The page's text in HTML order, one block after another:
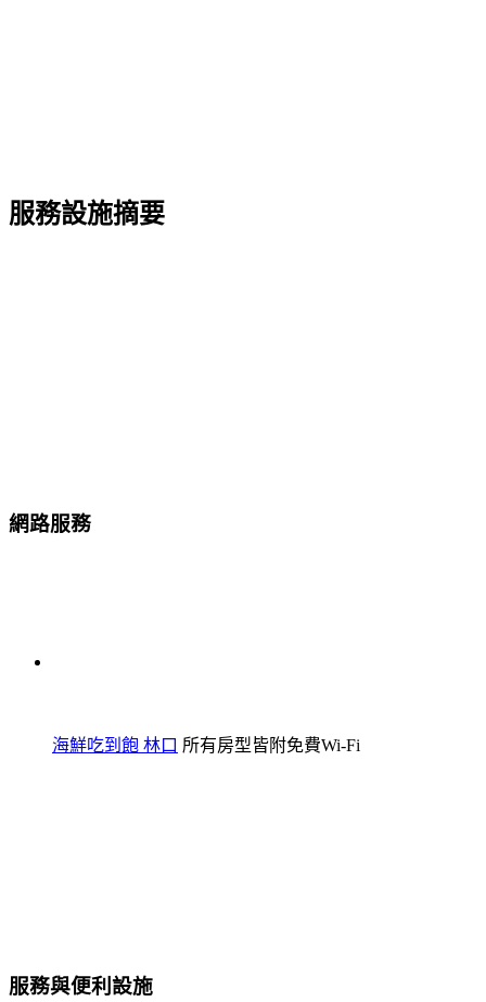
服務設施摘要
網路服務
海鮮吃到飽 林口 所有房型皆附免費Wi-Fi
服務與便利設施